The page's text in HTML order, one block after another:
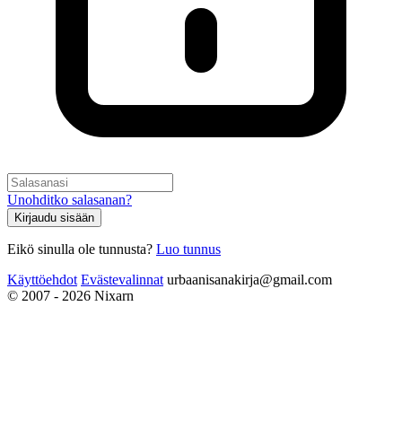
Unohditko salasanan?
Kirjaudu sisään
Eikö sinulla ole tunnusta? Luo tunnus
Käyttöehdot Evästevalinnat urbaanisanakirja@gmail.com
© 2007 - 2026 Nixarn